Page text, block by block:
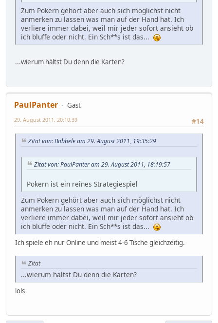
Zum Pokern gehört aber auch sich möglichst nicht
anmerken zu lassen was man auf der Hand hat. Ich
verliere immer dabei, weil mir jeder sofort ansieht ob
ich bluffe oder nicht. Ein Sch**s ist das...
...wierum hältst Du denn die Karten?
PaulPanter
Gast
#14
29. August 2011, 20:10:39
Zitat von: Bobbele am 29. August 2011, 19:35:29
Zitat von: PaulPanter am 29. August 2011, 18:19:57
Pokern ist ein reines Strategiespiel
Zum Pokern gehört aber auch sich möglichst nicht
anmerken zu lassen was man auf der Hand hat. Ich
verliere immer dabei, weil mir jeder sofort ansieht ob
ich bluffe oder nicht. Ein Sch**s ist das...
Ich spiele eh nur Online und meist 4-6 Tische gleichzeitig.
Zitat
...wierum hältst Du denn die Karten?
lols